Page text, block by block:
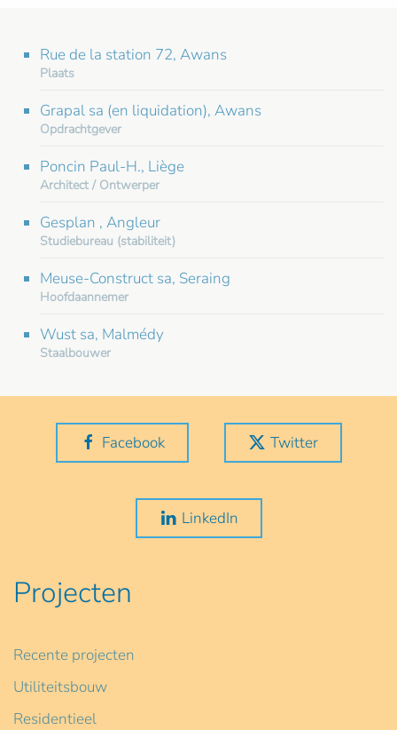
Rue de la station 72, Awans
Plaats
Grapal sa (en liquidation), Awans
Opdrachtgever
Poncin Paul-H., Liège
Architect / Ontwerper
Gesplan , Angleur
Studiebureau (stabiliteit)
Meuse-Construct sa, Seraing
Hoofdaannemer
Wust sa, Malmédy
Staalbouwer
Facebook Twitter
LinkedIn
Projecten
Recente projecten
Utiliteitsbouw
Residentieel